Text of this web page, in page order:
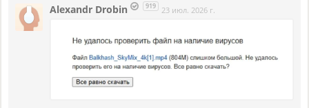
Alexandr Drobin 919 23 июл. 2026 г.